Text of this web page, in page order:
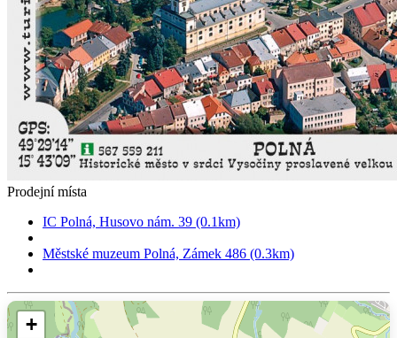
Prodejní místa
IC Polná, Husovo nám. 39 (0.1km)
Městské muzeum Polná, Zámek 486 (0.3km)
+